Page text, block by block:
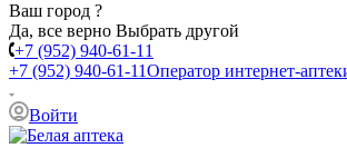
Ваш город ?
Да, все верно Выбрать другой
+7 (952) 940-61-11
+7 (952) 940-61-11Оператор интернет-
Войти